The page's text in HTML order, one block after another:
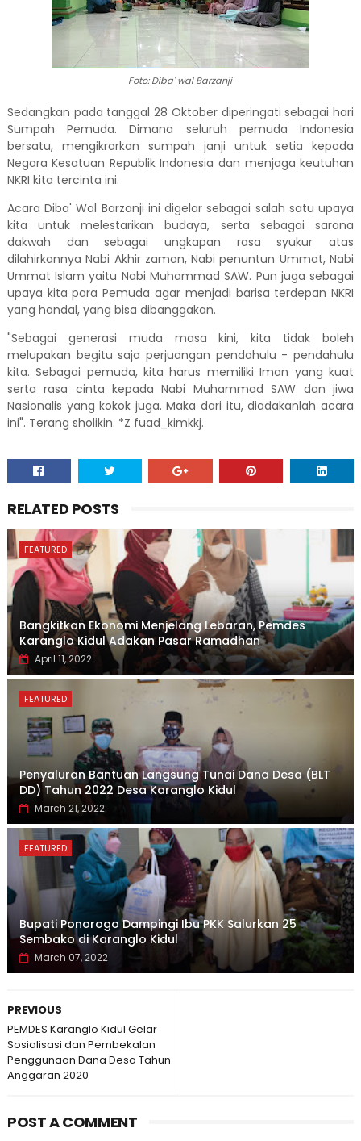
Foto: Diba' wal Barzanji
Sedangkan pada tanggal 28 Oktober diperingati sebagai hari
Sumpah Pemuda. Dimana seluruh pemuda Indonesia
bersatu, mengikrarkan sumpah janji untuk setia kepada
Negara Kesatuan Republik Indonesia dan menjaga keutuhan
NKRI kita tercinta ini.
Acara Diba' Wal Barzanji ini digelar sebagai salah satu upaya
kita untuk melestarikan budaya, serta sebagai sarana
dakwah dan sebagai ungkapan rasa syukur atas
dilahirkannya Nabi Akhir zaman, Nabi penuntun Ummat, Nabi
Ummat Islam yaitu Nabi Muhammad SAW. Pun juga sebagai
upaya kita para Pemuda agar menjadi barisa terdepan NKRI
yang handal, yang bisa dibanggakan.
"Sebagai generasi muda masa kini, kita tidak boleh
melupakan begitu saja perjuangan pendahulu - pendahulu
kita. Sebagai pemuda, kita harus memiliki Iman yang kuat
serta rasa cinta kepada Nabi Muhammad SAW dan jiwa
Nasionalis yang kokok juga. Maka dari itu, diadakanlah acara
ini". Terang sholikin. *Z fuad_kimkkj.
RELATED POSTS
FEATURED
Bangkitkan Ekonomi Menjelang Lebaran, Pemdes
Karanglo Kidul Adakan Pasar Ramadhan
April 11, 2022
FEATURED
Penyaluran Bantuan Langsung Tunai Dana Desa (BLT
DD) Tahun 2022 Desa Karanglo Kidul
March 21, 2022
FEATURED
Bupati Ponorogo Dampingi Ibu PKK Salurkan 25
Sembako di Karanglo Kidul
March 07, 2022
PREVIOUS
PEMDES Karanglo Kidul Gelar
Sosialisasi dan Pembekalan
Penggunaan Dana Desa Tahun
Anggaran 2020
POST A COMMENT